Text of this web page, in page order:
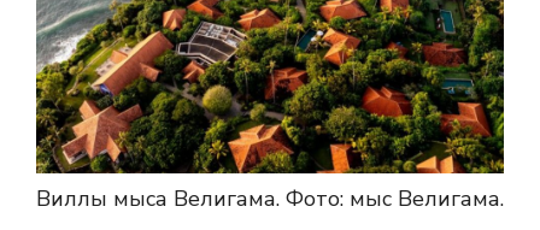
Виллы мыса Велигама. Фото: мыс Велигама.